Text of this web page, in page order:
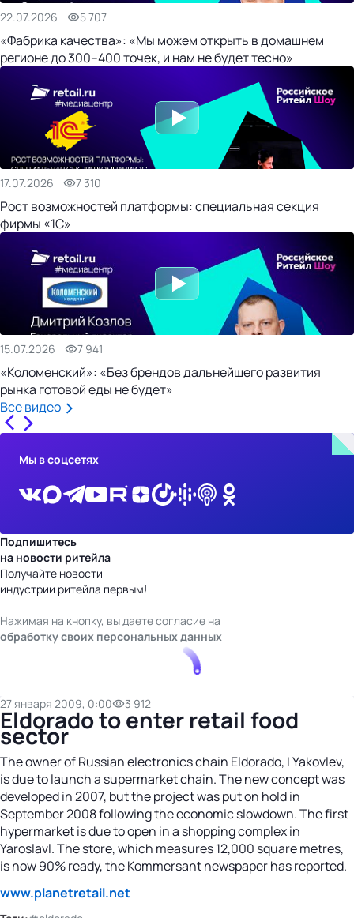
22.07.2026 5 707
«Фабрика качества»: «Мы можем открыть в домашнем
регионе до 300–400 точек, и нам не будет тесно»
17.07.2026 7 310
Рост возможностей платформы: специальная секция
фирмы «1С»
15.07.2026 7 941
«Коломенский»: «Без брендов дальнейшего развития
рынка готовой еды не будет»
Все видео
Мы в соцсетях
Подпишитесь
на новости ритейла
Получайте новости
индустрии ритейла первым!
Нажимая на кнопку, вы даете согласие на
обработку своих персональных данных
27 января 2009, 0:00 3 912
Eldorado to enter retail food
sector
The owner of Russian electronics chain Eldorado, I Yakovlev,
is due to launch a supermarket chain. The new concept was
developed in 2007, but the project was put on hold in
September 2008 following the economic slowdown. The first
hypermarket is due to open in a shopping complex in
Yaroslavl. The store, which measures 12,000 square metres,
is now 90% ready, the Kommersant newspaper has reported.
www.planetretail.net